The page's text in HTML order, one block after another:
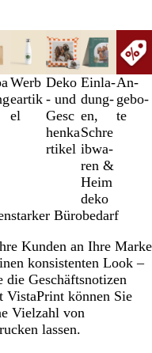
Werb
eartik
el
Deko
- und
Gesc
henka
rtikel
Einl­a­
dung­
en,
Schre
ib­wa­
ren &
Heim
deko
An­­
ge­­bo­­
te
Bürobedarf
Kunden an Ihre Marke
konsistenten Look –
Geschäftsnotizen
VistaPrint können Sie
Vielzahl von
lassen.